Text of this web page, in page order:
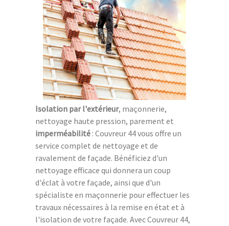
Isolation par l'extérieur, maçonnerie,
nettoyage haute pression, parement et
imperméabilité : Couvreur 44 vous offre un
service complet de nettoyage et de
ravalement de façade. Bénéficiez d'un
nettoyage efficace qui donnera un coup
d'éclat à votre façade, ainsi que d'un
spécialiste en maçonnerie pour effectuer les
travaux nécessaires à la remise en état et à
l'isolation de votre façade. Avec Couvreur 44,